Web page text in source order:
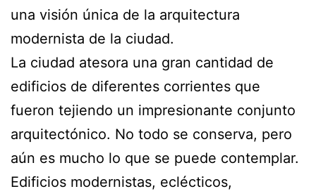
una visión única de la arquitectura
modernista de la ciudad.
La ciudad atesora una gran cantidad de
edificios de diferentes corrientes que
fueron tejiendo un impresionante conjunto
arquitectónico. No todo se conserva, pero
aún es mucho lo que se puede contemplar.
Edificios modernistas, eclécticos,